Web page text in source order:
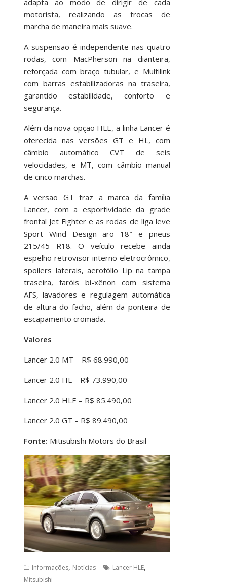
motorista, realizando as trocas de
marcha de maneira mais suave.
A suspensão é independente nas quatro
rodas, com MacPherson na dianteira,
reforçada com braço tubular, e Multilink
com barras estabilizadoras na traseira,
garantido estabilidade, conforto e
segurança.
Além da nova opção HLE, a linha Lancer é
oferecida nas versões GT e HL, com
câmbio automático CVT de seis
velocidades, e MT, com câmbio manual
de cinco marchas.
A versão GT traz a marca da família
Lancer, com a esportividade da grade
frontal Jet Fighter e as rodas de liga leve
Sport Wind Design aro 18″ e pneus
215/45 R18. O veículo recebe ainda
espelho retrovisor interno eletrocrômico,
spoilers laterais, aerofólio Lip na tampa
traseira, faróis bi-xênon com sistema
AFS, lavadores e regulagem automática
de altura do facho, além da ponteira de
escapamento cromada.
Valores
Lancer 2.0 MT – R$ 68.990,00
Lancer 2.0 HL – R$ 73.990,00
Lancer 2.0 HLE – R$ 85.490,00
Lancer 2.0 GT – R$ 89.490,00
Fonte: Mitisubishi Motors do Brasil
Informações, Notícias Lancer HLE,
Mitsubishi